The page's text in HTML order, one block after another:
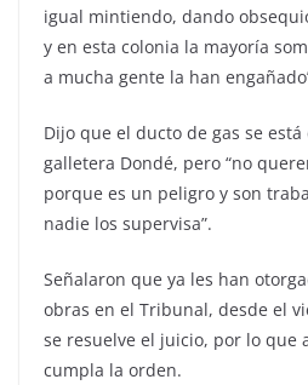
igual mintiendo, dando
y en esta colonia la mayoría
a mucha gente la han
Dijo que el ducto de gas se
galletera Dondé, pero “no
porque es un peligro y son
nadie los supervisa”.
Señalaron que ya les han
obras en el Tribunal, desde el
se resuelve el juicio, por lo que
cumpla la orden.